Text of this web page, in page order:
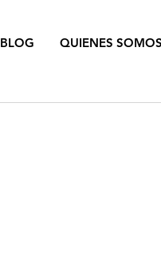
BLOG QUIENES SOMOS